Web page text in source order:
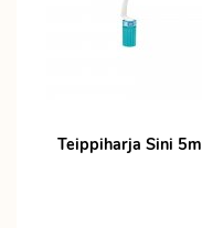
Teippiharja Sini 5m